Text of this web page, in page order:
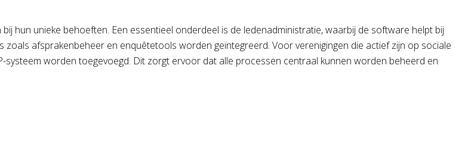
hun unieke behoeften. Een essentieel onderdeel is de ledenadministratie, waarbij de software helpt bij
afsprakenbeheer en enquêtetools worden geïntegreerd. Voor verenigingen die actief zijn op sociale
systeem worden toegevoegd. Dit zorgt ervoor dat alle processen centraal kunnen worden beheerd en